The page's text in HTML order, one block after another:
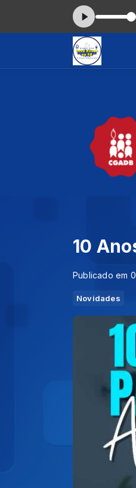
agora: Michael W Smith(MWS)-
10
Publicado em
Novidades